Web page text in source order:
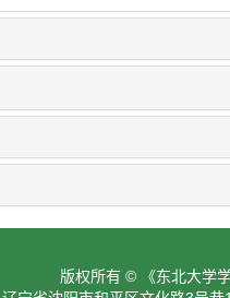
版权所有 © 《东北大学